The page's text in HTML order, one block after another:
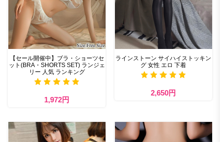
【セール開催中】ブラ・ショーツセ
ット(BRA・SHORTS SET) ランジェ
リー 人気 ランキング
1,972円
ラインストーン サイハイストッキン
グ 女性 エロ 下着
2,650円